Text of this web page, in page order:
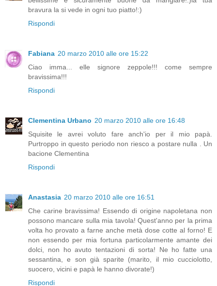
bravura la si vede in ogni tuo piatto!:)
Rispondi
Fabiana 20 marzo 2010 alle ore 15:22
Ciao imma... elle signore zeppole!!! come sempre
bravissima!!!
Rispondi
Clementina Urbano 20 marzo 2010 alle ore 16:48
Squisite le avrei voluto fare anch'io per il mio papà.
Purtroppo in questo periodo non riesco a postare nulla . Un
bacione Clementina
Rispondi
Anastasia 20 marzo 2010 alle ore 16:51
Che carine bravissima! Essendo di origine napoletana non
possono mancare sulla mia tavola! Quest'anno per la prima
volta ho provato a farne anche metà dose cotte al forno! E
non essendo per mia fortuna particolarmente amante dei
dolci, non ho avuto tentazioni di sorta! Ne ho fatte una
sessantina, e son già sparite (marito, il mio cucciolotto,
suocero, vicini e papà le hanno divorate!)
Rispondi